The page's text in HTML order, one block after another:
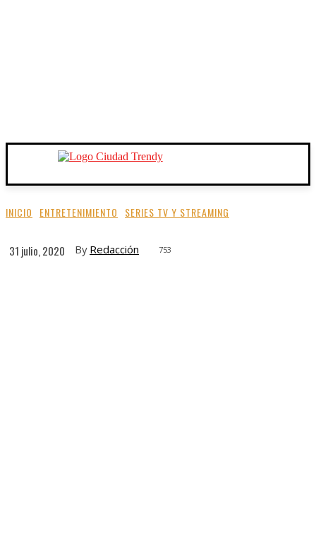
INICIO ENTRETENIMIENTO SERIES TV Y STREAMING
31 julio, 2020 By Redacción 753